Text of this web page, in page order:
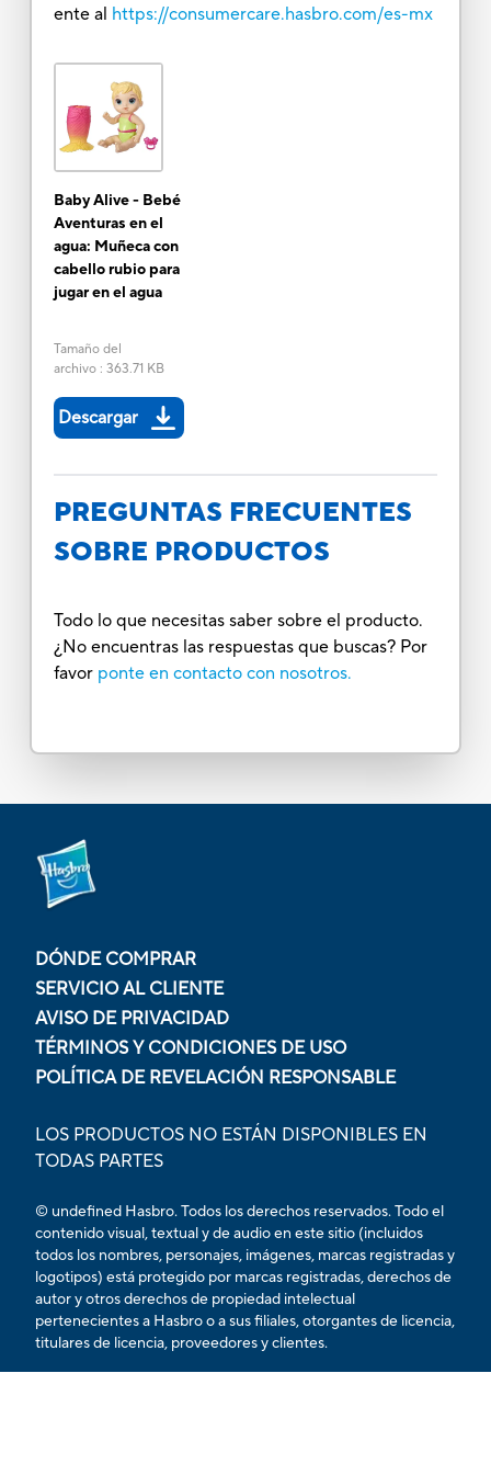
ente al https://consumercare.hasbro.com/es-mx
Baby Alive - Bebé
Aventuras en el
agua: Muñeca con
cabello rubio para
jugar en el agua
Tamaño del
archivo: 363.71 KB
Descargar
PREGUNTAS FRECUENTES
SOBRE PRODUCTOS
Todo lo que necesitas saber sobre el producto.
¿No encuentras las respuestas que buscas? Por
favor ponte en contacto con nosotros.
DÓNDE COMPRAR
SERVICIO AL CLIENTE
AVISO DE PRIVACIDAD
TÉRMINOS Y CONDICIONES DE USO
POLÍTICA DE REVELACIÓN RESPONSABLE
LOS PRODUCTOS NO ESTÁN DISPONIBLES EN
TODAS PARTES
© undefined Hasbro. Todos los derechos reservados. Todo el
contenido visual, textual y de audio en este sitio (incluidos
todos los nombres, personajes, imágenes, marcas registradas y
logotipos) está protegido por marcas registradas, derechos de
autor y otros derechos de propiedad intelectual
pertenecientes a Hasbro o a sus filiales, otorgantes de licencia,
titulares de licencia, proveedores y clientes.